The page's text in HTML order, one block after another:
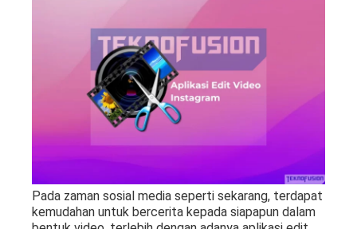
Pada zaman sosial media seperti sekarang, terdapat
kemudahan untuk bercerita kepada siapapun dalam